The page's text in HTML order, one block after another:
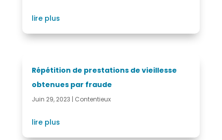
lire plus
Répétition de prestations de vieillesse
obtenues par fraude
Juin 29, 2023 | Contentieux
lire plus